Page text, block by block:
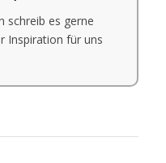
schreib es gerne
Inspiration für uns